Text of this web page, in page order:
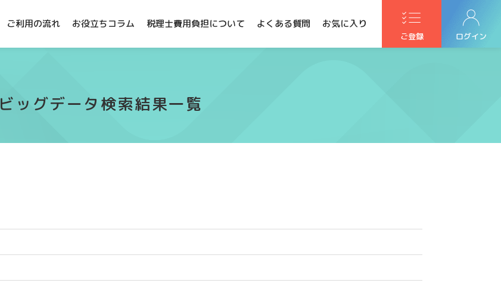
ご利用の流れ お役立ちコラム 税理士費用負担について よくある質問 お気に入り
ご登録 ログイン
ビッグデータ検索結果一覧